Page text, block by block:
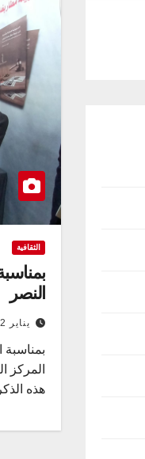
الثقافية
النصر
يناير 12, 2022
بمناسبة
المركز
هذه